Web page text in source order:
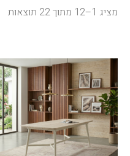
מציג 1–12 מתוך 22 תוצאות